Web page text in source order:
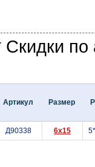
Скидки по
Артикул Размер
Д90338 6x15